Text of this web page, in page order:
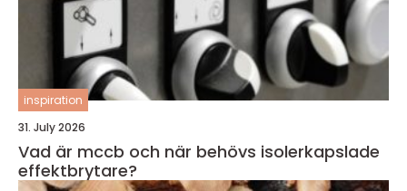
inspiration
31. July 2026
Vad är mccb och när behövs isolerkapslade
effektbrytare?